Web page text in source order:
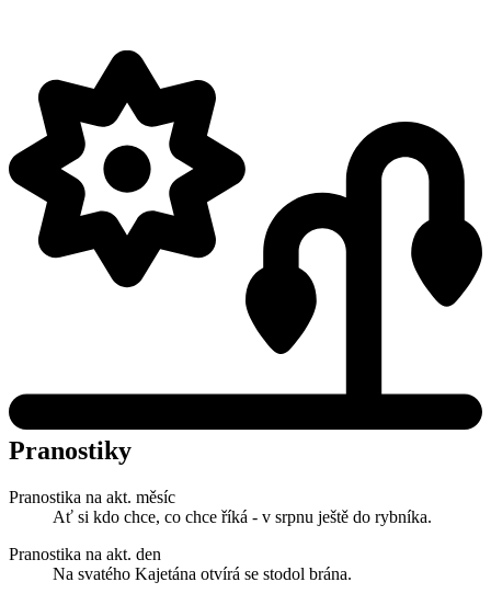
Pranostiky
Pranostika na akt. měsíc
Ať si kdo chce, co chce říká - v srpnu ještě do rybníka.
Pranostika na akt. den
Na svatého Kajetána otvírá se stodol brána.